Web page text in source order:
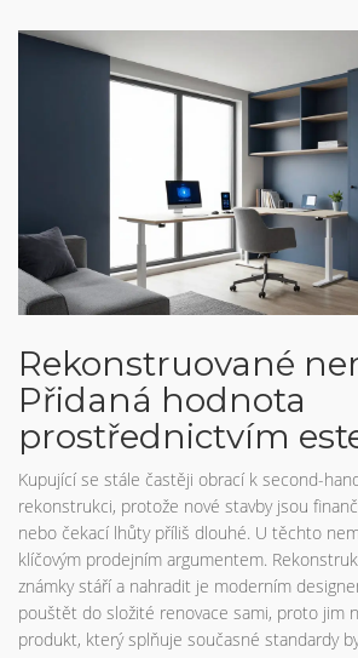
Rekonstruované
Přidaná hodnota
prostřednictvím
Kupující se stále častěji obrací k second-
rekonstrukci, protože nové stavby jsou
nebo čekací lhůty příliš dlouhé. U těchto
klíčovým prodejním argumentem.
známky stáří a nahradit je moderním
pouštět do složité renovace sami, proto jim
produkt, který splňuje současné standardy